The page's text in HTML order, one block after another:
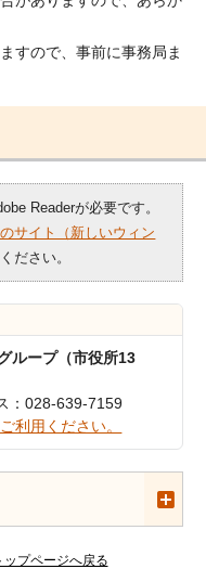
すので、事前に事務局ま
Readerが必要です。
サイト（新しいウィン
ださい。
ループ（市役所13
：028-639-7159
利用ください。
ップページへ戻る